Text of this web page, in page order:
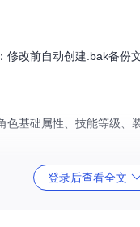
改前自动创建.bak备
基础属性、技能等级、
登录后查看全文